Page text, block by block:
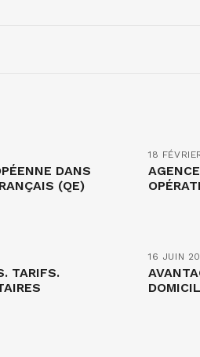
DANS
(QE)
18
TARIFS.
16 JUIN